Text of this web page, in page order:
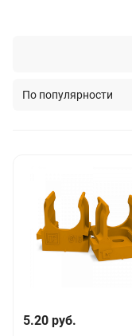
По популярности
По цене (убыванию)
5.20 руб.